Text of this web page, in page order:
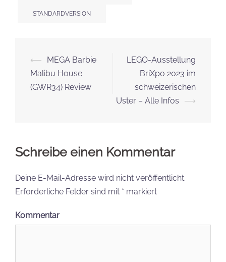
STANDARDVERSION
Beitrags-
Navigation
⟵
MEGA Barbie
Malibu House
(GWR34) Review
LEGO-Ausstellung
BriXpo 2023 im
schweizerischen
Uster – Alle Infos
⟶
Schreibe einen Kommentar
Deine E-Mail-Adresse wird nicht veröffentlicht.
Erforderliche Felder sind mit * markiert
Kommentar